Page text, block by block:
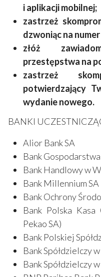
i aplikacji mobilnej;
zastrzeż
dzwoniąc na
złóż
przestępstwa na
zastrzeż
potwierdzający
wydanie nowego.
BANKI
Alior Bank SA
Bank
Bank Handlowy w
Bank Millennium SA
Bank Ochrony
Bank Polska Kasa
Pekao SA)
Bank Polskiej
Bank Spółdzielczy
Bank Spółdzielczy